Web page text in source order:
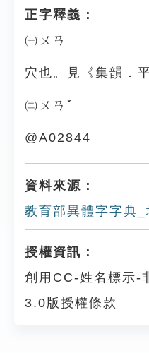
正字釋義：
㈠ㄨㄢ
穴也。見《集韻．
㈡ㄨㄢˇ
@A02844
資料來源：
教育部異體字字典_
授權資訊：
創用CC-姓名標示-
3.0版授權條款